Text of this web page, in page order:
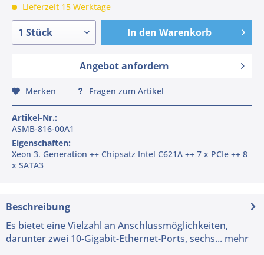
Lieferzeit 15 Werktage
In den Warenkorb
Angebot anfordern
Merken Fragen zum Artikel
Artikel-Nr.:
ASMB-816-00A1
Eigenschaften:
Xeon 3. Generation ++ Chipsatz Intel C621A ++ 7 x PCIe ++ 8
x SATA3
Beschreibung
Es bietet eine Vielzahl an Anschlussmöglichkeiten,
darunter zwei 10-Gigabit-Ethernet-Ports, sechs... mehr